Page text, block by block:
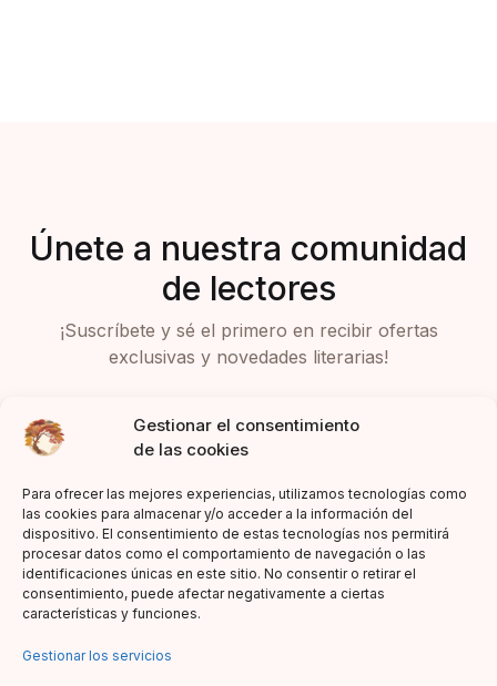
Gestionar el consentimiento
de las cookies
Para ofrecer las mejores experiencias, utilizamos tecnologías como
las cookies para almacenar y/o acceder a la información del
dispositivo. El consentimiento de estas tecnologías nos permitirá
procesar datos como el comportamiento de navegación o las
identificaciones únicas en este sitio. No consentir o retirar el
consentimiento, puede afectar negativamente a ciertas
características y funciones.
Gestionar los servicios
Únete a nuestra comunidad
de lectores
¡Suscríbete y sé el primero en recibir ofertas
exclusivas y novedades literarias!
Acepto la política de privacidad